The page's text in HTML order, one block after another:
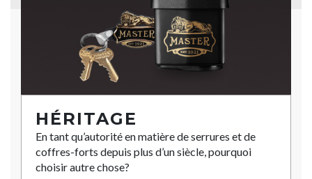
HÉRITAGE
En tant qu’autorité en matière de serrures et de
coffres-forts depuis plus d’un siècle, pourquoi
choisir autre chose?